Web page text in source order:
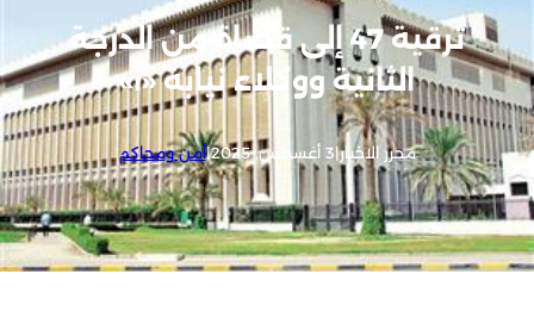
ترقية 47 إلى قضاة من الدرجة
الثانية ووكلاء نيابة «أ»
محرر الاخبار|3 أغسطس, 2025 |أمن ومحاكم